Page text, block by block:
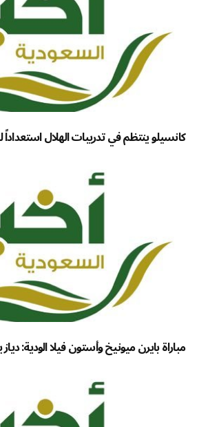
كانسيلو ينتظم في تدريبات الهلال
مباراة بايرن ميونيخ وأستون فيلا الودية: دياز